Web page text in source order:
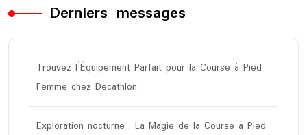
Derniers messages
Trouvez l’Équipement Parfait pour la Course à Pied
Femme chez Decathlon
Exploration nocturne : La Magie de la Course à Pied